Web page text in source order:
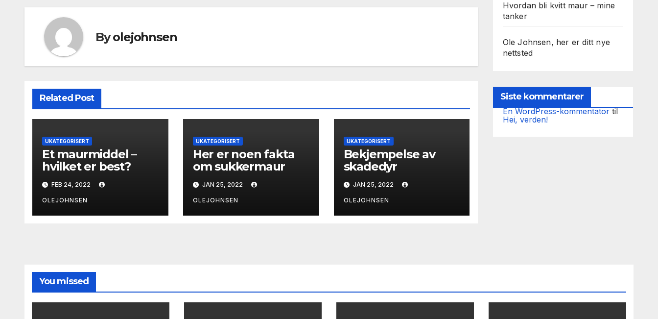
Byolejohnsen
Related Post
UKATEGORISERT
Et maurmiddel –
hvilket er best?
FEB 24, 2022
OLEJOHNSEN
UKATEGORISERT
Her er noen fakta
om sukkermaur
JAN 25, 2022
OLEJOHNSEN
UKATEGORISERT
Bekjempelse av
skadedyr
JAN 25, 2022
OLEJOHNSEN
Hvordan bli kvitt maur – mine
tanker
Ole Johnsen, her er ditt nye
nettsted
Siste kommentarer
En WordPress-kommentatortil
Hei, verden!
You missed